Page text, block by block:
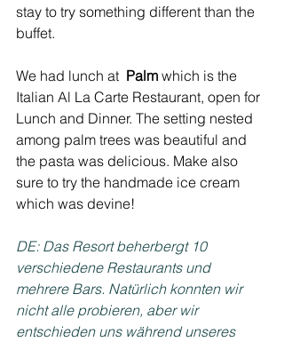
stay to try something different than the
buffet.
We had lunch at Palm which is the
Italian Al La Carte Restaurant, open for
Lunch and Dinner. The setting nested
among palm trees was beautiful and
the pasta was delicious. Make also
sure to try the handmade ice cream
which was devine!
DE: Das Resort beherbergt 10
verschiedene Restaurants und
mehrere Bars. Natürlich konnten wir
nicht alle probieren, aber wir
entschieden uns während unseres